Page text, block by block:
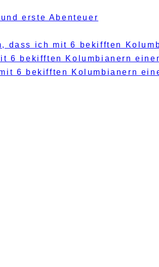
erste Abenteuer
dass ich mit 6 bekifften
6 bekifften Kolumbianern
6 bekifften Kolumbianern